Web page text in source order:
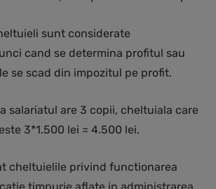
sunt considerate
cand se determina profitul sau
se scad din impozitul pe profit.
salariatul are 3 copii, cheltuiala care
3*1.500 lei = 4.500 lei.
cheltuielile privind functionarea